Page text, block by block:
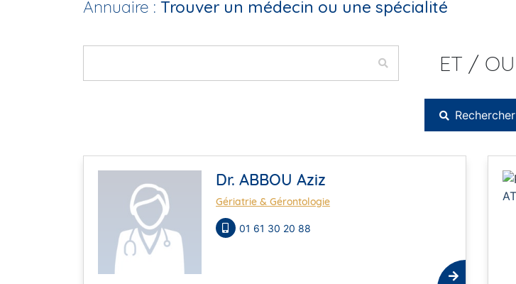
Annuaire : Trouver un médecin ou une spécialité
ET / OU
Rechercher
Dr. ABBOU Aziz
Gériatrie & Gérontologie
01 61 30 20 88